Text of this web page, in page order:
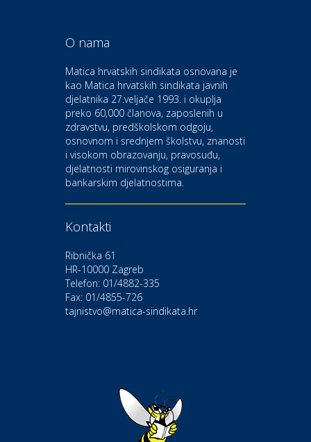
Odmor
Bistrica
Auto-moto i tehnika
CIAK Auto d.o.o.
Kultura i edukacija
Kazalište Gavella
Moda i ljepota
Gastro
Hotel Bunčić Vrbovec
Izletište i vinotočje VINIA
O nama
Matica hrvatskih sindikata osnovana je
kao Matica hrvatskih sindikata javnih
djelatnika 27.veljače 1993. i okuplja
preko 60,000 članova, zaposlenih u
zdravstvu, predškolskom odgoju,
osnovnom i srednjem školstvu, znanosti
i visokom obrazovanju, pravosuđu,
djelatnosti mirovinskog osiguranja i
bankarskim djelatnostima.
Kontakti
Ribnička 61
HR-10000 Zagreb
Telefon: 01/4882-335
Fax: 01/4855-726
tajnistvo@matica-sindikata.hr